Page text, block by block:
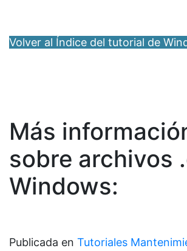
Volver al Índice del tutorial de
Más
sobre archivos
Windows:
Publicada en Tutoriales